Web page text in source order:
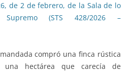
de 2 de febrero, de la Sala de lo
(STS 428/2026 –
compró una finca rústica
hectárea que carecía de